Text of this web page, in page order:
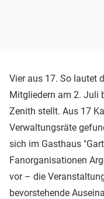
Vier aus 17. So lautet
Mitgliedern am 2. Juli
Zenith stellt. Aus 17
Verwaltungsräte
sich im Gasthaus
Fanorganisationen
vor – die
bevorstehende